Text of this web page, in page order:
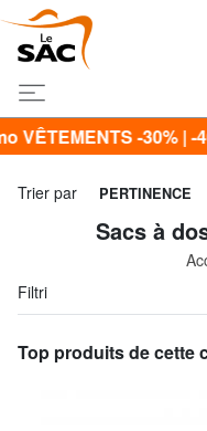
40% | -50% & CALVIN
Trier par PERTINENCE
Sacs à
Filtri
Top produits de cette